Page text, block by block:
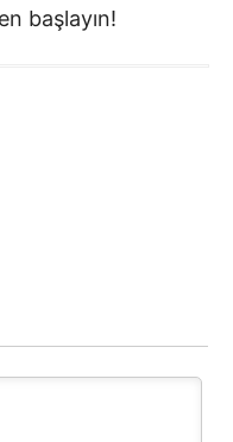
başlayın!